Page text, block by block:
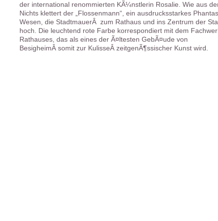
der international renommierten KÃ¼nstlerin Rosalie. Wie aus
Nichts klettert der „Flossenmann“, ein ausdrucksstarkes
Wesen, die StadtmauerÂ zum Rathaus und ins Zentrum der
hoch. Die leuchtend rote Farbe korrespondiert mit dem
Rathauses, das als eines der Ã¤ltesten GebÃ¤ude von
BesigheimÂ somit zur KulisseÂ zeitgenÃ¶ssischer Kunst wird.